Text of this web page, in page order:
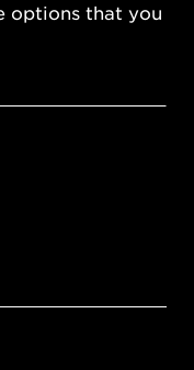
options that you